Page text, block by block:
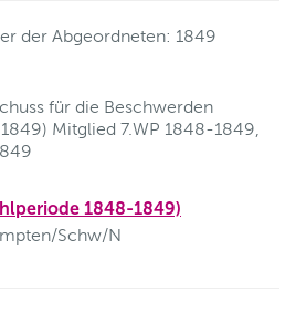
der Abgeordneten: 1849
für die Beschwerden
Mitglied 7.WP 1848-1849,
1848-1849)
Schw/N